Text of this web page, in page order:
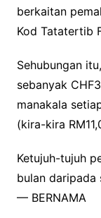
berkaitan
Kod Tatatertib
Sehubungan
sebanyak
manakala
(kira-kira
Ketujuh-tujuh
bulan
— BERNAMA